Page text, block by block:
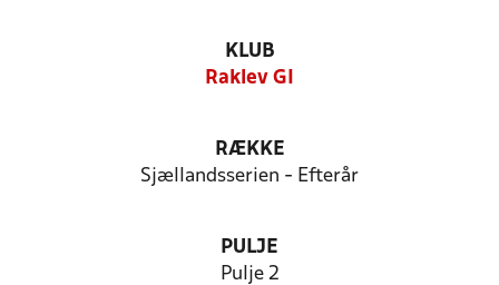
KLUB
Raklev GI
RÆKKE
Sjællandsserien - Efterår
PULJE
Pulje 2